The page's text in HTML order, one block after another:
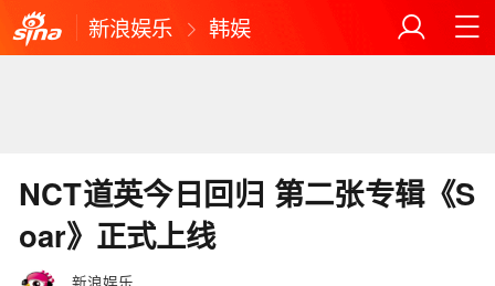
新浪娱乐 韩娱
NCT道英今日回归 第二张专辑《S
oar》正式上线
新浪娱乐